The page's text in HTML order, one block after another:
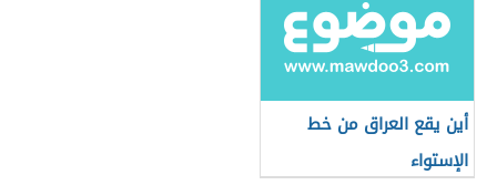
أين يقع العراق من خط
الإستواء